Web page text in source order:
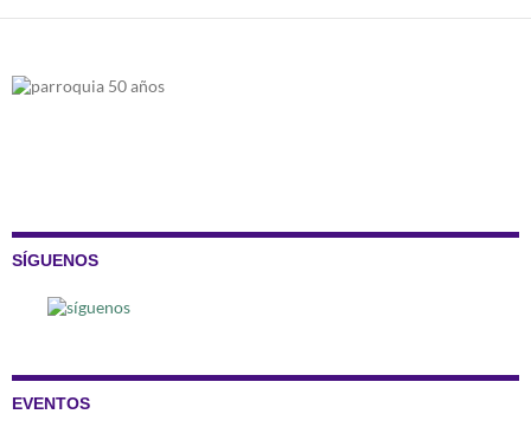
SÍGUENOS
EVENTOS